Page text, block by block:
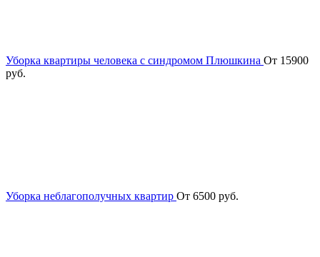
Уборка квартиры человека с синдромом Плюшкина От 15900
руб.
Уборка неблагополучных квартир От 6500 руб.